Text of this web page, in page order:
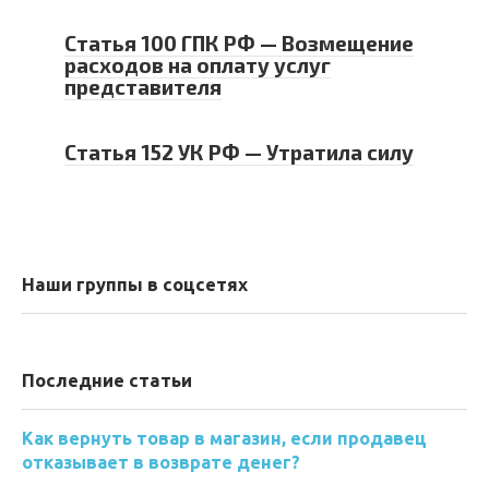
Статья 100 ГПК РФ — Возмещение
расходов на оплату услуг
представителя
Статья 152 УК РФ — Утратила силу
Наши группы в соцсетях
Последние статьи
Как вернуть товар в магазин, если продавец
отказывает в возврате денег?